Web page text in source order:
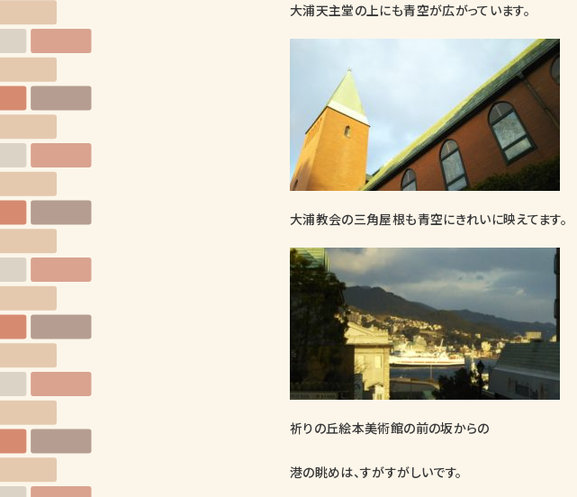
大浦天主堂の上にも青空が広がっています。
大浦教会の三角屋根も青空にきれいに映えてます。
祈りの丘絵本美術館の前の坂からの
港の眺めは、すがすがしいです。